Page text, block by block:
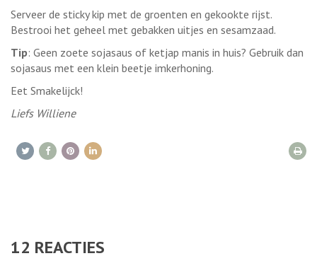
Serveer de sticky kip met de groenten en gekookte rijst.
Bestrooi het geheel met gebakken uitjes en sesamzaad.
Tip: Geen zoete sojasaus of ketjap manis in huis? Gebruik dan
sojasaus met een klein beetje imkerhoning.
Eet Smakelijck!
Liefs Williene
12 REACTIES